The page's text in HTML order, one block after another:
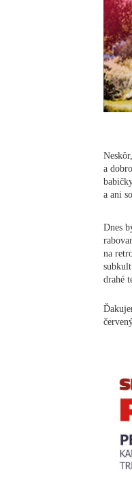
a
a ani
Dnes
na
drahé